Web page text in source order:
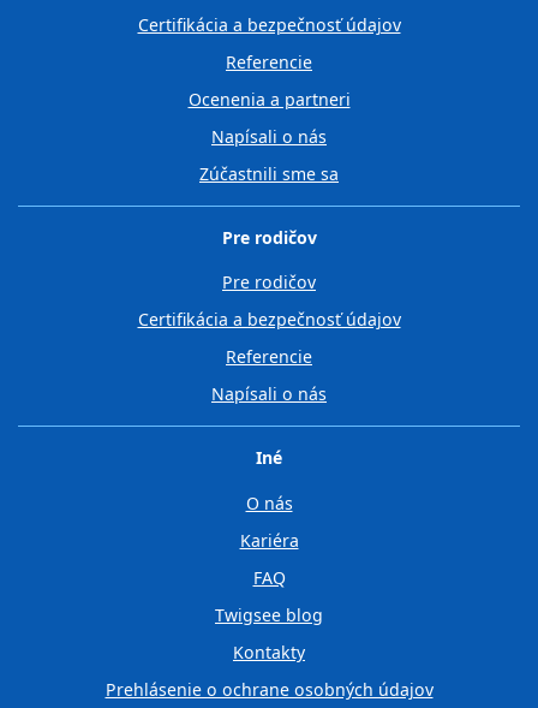
Certifikácia a bezpečnosť údajov
Referencie
Ocenenia a partneri
Napísali o nás
Zúčastnili sme sa
Pre rodičov
Pre rodičov
Certifikácia a bezpečnosť údajov
Referencie
Napísali o nás
Iné
O nás
Kariéra
FAQ
Twigsee blog
Kontakty
Prehlásenie o ochrane osobných údajov